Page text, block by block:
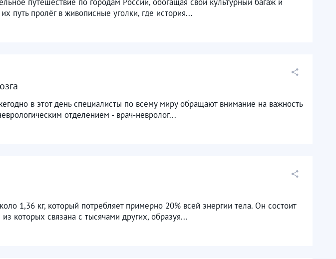
путь пролёг в живописные уголки, где история...
в этот день специалисты по всему миру обращают внимание на важность
отделением - врач-невролог...
1,36 кг, который потребляет примерно 20% всей энергии тела. Он состоит
которых связана с тысячами других, образуя...